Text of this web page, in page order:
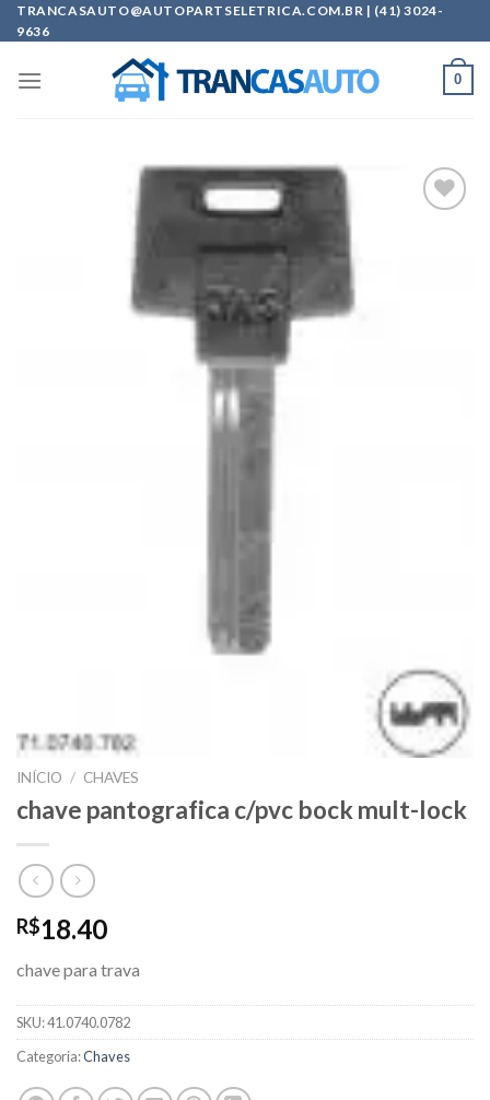
Skip
to
TRANCASAUTO@AUTOPARTSELETRICA.COM.BR | (41) 3024-
9636
0
INÍCIO / CHAVES
chave pantografica c/pvc bock mult-lock
R$18.40
chave para trava
SKU:41.0740.0782
Categoria:Chaves